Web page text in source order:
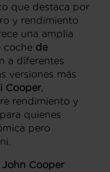
que destaca por
y rendimiento
una amplia
coche de
a diferentes
versiones más
Cooper,
rendimiento y
quienes
pero
John Cooper